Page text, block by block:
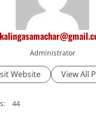
Administrator
Website View All
44